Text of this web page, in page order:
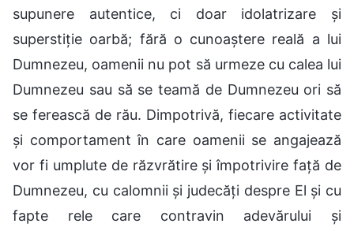
supunere autentice, ci doar idolatrizare și
superstiție oarbă; fără o cunoaștere reală a lui
Dumnezeu, oamenii nu pot să urmeze cu calea lui
Dumnezeu sau să se teamă de Dumnezeu ori să
se ferească de rău. Dimpotrivă, fiecare activitate
și comportament în care oamenii se angajează
vor fi umplute de răzvrătire și împotrivire față de
Dumnezeu, cu calomnii și judecăți despre El și cu
fapte rele care contravin adevărului și